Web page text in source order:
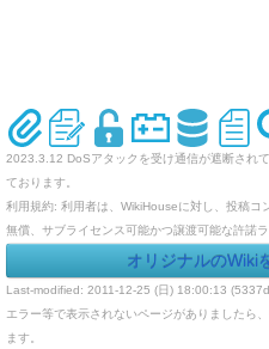
2023.3.12 DoSアタックを受け通信が遮断され
ております。
利用規約: 利用者は、WikiHouseに対し、投稿コ
無償、サブライセンス可能かつ譲渡可能な許諾
オリジナルのWiki
Last-modified: 2011-12-25 (日) 18:00:13
エラー等で表示されないページがありましたら
ます。